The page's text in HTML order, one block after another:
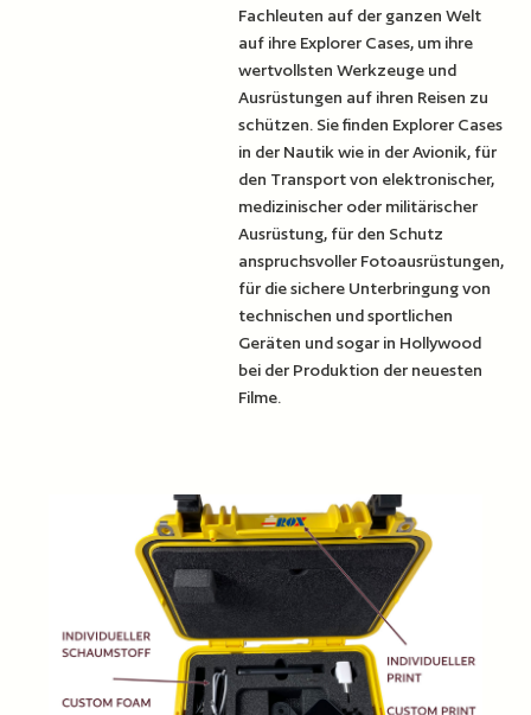
Fachleuten auf der ganzen Welt
auf ihre Explorer Cases, um ihre
wertvollsten Werkzeuge und
Ausrüstungen auf ihren Reisen zu
schützen. Sie finden Explorer Cases
in der Nautik wie in der Avionik, für
den Transport von elektronischer,
medizinischer oder militärischer
Ausrüstung, für den Schutz
anspruchsvoller Fotoausrüstungen,
für die sichere Unterbringung von
technischen und sportlichen
Geräten und sogar in Hollywood
bei der Produktion der neuesten
Filme.